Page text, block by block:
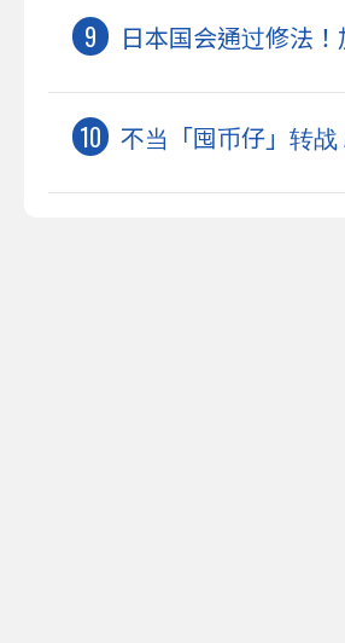
日本国会通过修法
不当「囤币仔」转战